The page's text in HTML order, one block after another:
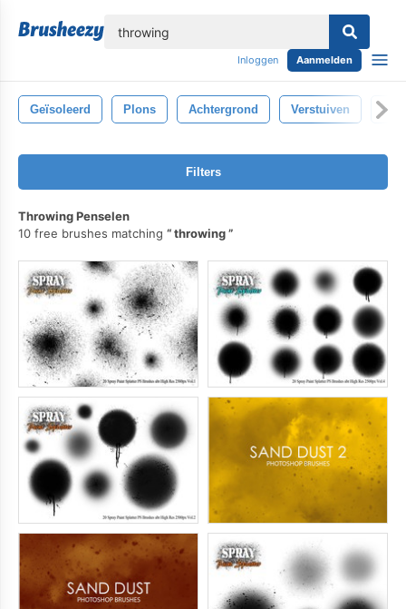
Inloggen Aanmelden
Geïsoleerd Plons Achtergrond Verstuiven
Filters
Throwing Penselen
10 free brushes matching
throwing